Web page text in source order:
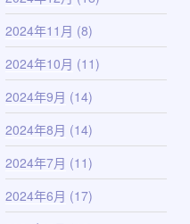
2024年11月 (8)
2024年10月 (11)
2024年9月 (14)
2024年8月 (14)
2024年7月 (11)
2024年6月 (17)